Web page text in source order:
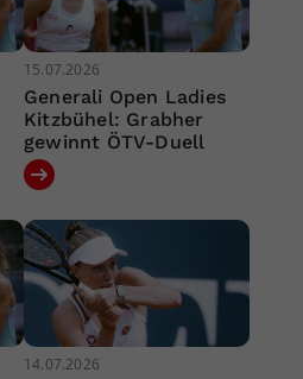
15.07.2026
Generali Open Ladies
Kitzbühel: Grabher
gewinnt ÖTV-Duell
14.07.2026